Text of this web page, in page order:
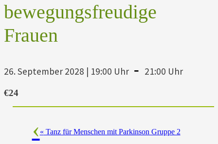
bewegungsfreudige
Frauen
26. September 2028 | 19:00 Uhr - 21:00 Uhr
€24
« Tanz für Menschen mit Parkinson Gruppe 2